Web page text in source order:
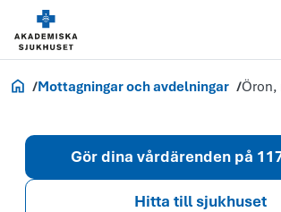
Akademiska.se
Mottagningar och avdelningar Öron,
Gör dina vårdärenden på
Hitta till sjukhuset